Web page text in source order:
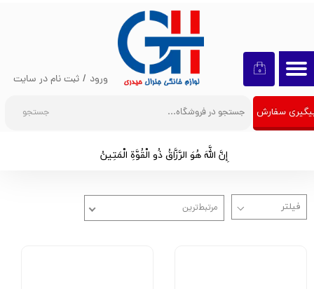
جستجو
۰
ورود / ثبت نام در سایت
تغییر گذر واژه
سفارشات
خروج از حساب کاربری
سفارش
إِنَّ اللَّهَ هُوَ الرَّزَّاقُ ذُو الْقُوَّةِ الْمَتِينُ​​​​​​​
مرتبط‌ترین